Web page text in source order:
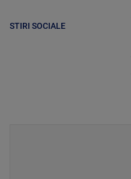
STIRI SOCIALE